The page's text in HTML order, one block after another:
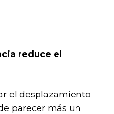
reduce el
el desplazamiento
parecer más un